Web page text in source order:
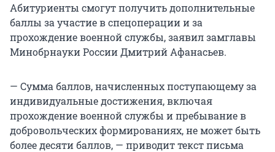
Абитуриенты смогут получить дополнительные
баллы за участие в спецоперации и за
прохождение военной службы, заявил замглавы
Минобрнауки России Дмитрий Афанасьев.
— Сумма баллов, начисленных поступающему за
индивидуальные достижения, включая
прохождение военной службы и пребывание в
добровольческих формированиях, не может быть
более десяти баллов, — приводит текст письма